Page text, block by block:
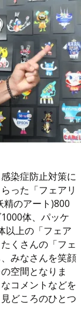
染症防止対策に
った「フェアリ
精のアート)800
体、パッケ
以上の「フェア
くさんの「フェ
みなさんを笑顔
空間となりま
コメントなどを
どころのひとつ